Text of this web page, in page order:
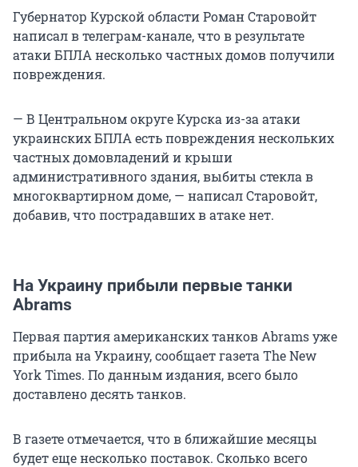
Губернатор Курской области Роман Старовойт
написал в телеграм-канале, что в результате
атаки БПЛА несколько частных домов получили
повреждения.
— В Центральном округе Курска из-за атаки
украинских БПЛА есть повреждения нескольких
частных домовладений и крыши
административного здания, выбиты стекла в
многоквартирном доме, — написал Старовойт,
добавив, что пострадавших в атаке нет.
На Украину прибыли первые танки
Abrams
Первая партия американских танков Abrams уже
прибыла на Украину, сообщает газета The New
York Times. По данным издания, всего было
доставлено десять танков.
В газете отмечается, что в ближайшие месяцы
будет еще несколько поставок. Сколько всего